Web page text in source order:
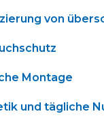
von
Montage
und tägliche